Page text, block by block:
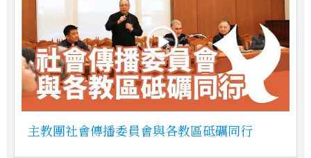
主教團社會傳播委員會與各教區砥礪同行